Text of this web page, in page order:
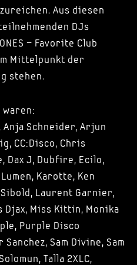
Aus diesen
DJs
– Favorite Club
Mittelpunkt der
stehen.
waren:
Anja Schneider, Arjun
CC:Disco, Chris
Dax J, Dubfire, Ecilo,
Karotte, Ken
Laurent Garnier,
Djax, Miss Kittin, Monika
Purple Disco
Sam Divine, Sam
Talla 2XLC,